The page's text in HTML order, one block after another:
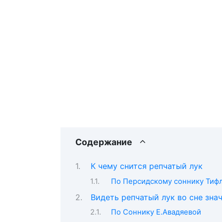
Содержание
К чему снится репчатый лук
По Персидскому соннику
Видеть репчатый лук во сне
По Соннику Е.Авадяевой